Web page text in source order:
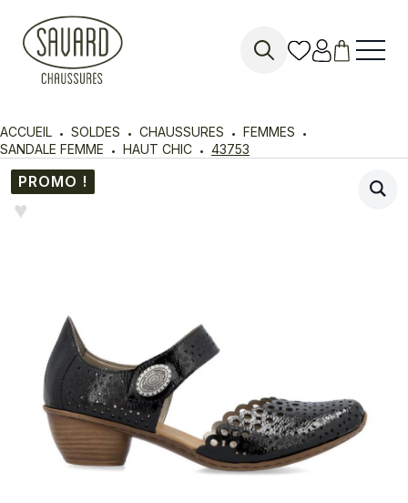
ACCUEIL SOLDES CHAUSSURES
FEMMES
SANDALE FEMME
HAUT CHIC 43753
PROMO !
♥︎